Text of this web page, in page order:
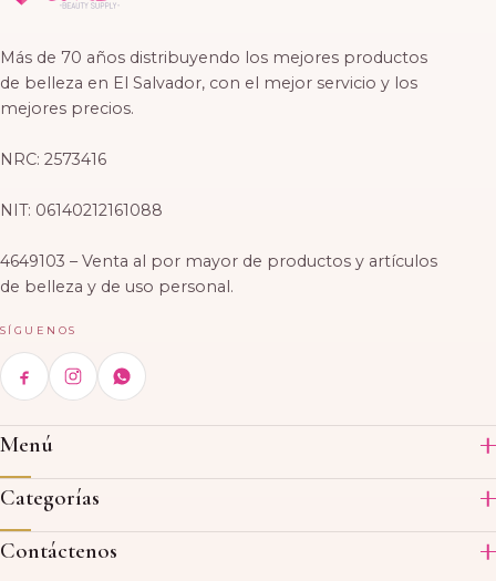
Más de 70 años distribuyendo los mejores productos
de belleza en El Salvador, con el mejor servicio y los
mejores precios.
NRC: 2573416
NIT: 06140212161088
4649103 – Venta al por mayor de productos y artículos
de belleza y de uso personal.
SÍGUENOS
Menú
Inicio
Productos
Acerca de nosotros
Categorías
Acrílico
Contáctenos